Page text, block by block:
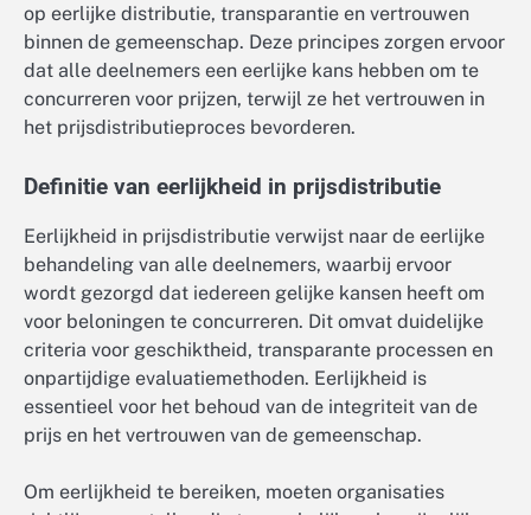
op eerlijke distributie, transparantie en vertrouwen
binnen de gemeenschap. Deze principes zorgen ervoor
dat alle deelnemers een eerlijke kans hebben om te
concurreren voor prijzen, terwijl ze het vertrouwen in
het prijsdistributieproces bevorderen.
Definitie van eerlijkheid in prijsdistributie
Eerlijkheid in prijsdistributie verwijst naar de eerlijke
behandeling van alle deelnemers, waarbij ervoor
wordt gezorgd dat iedereen gelijke kansen heeft om
voor beloningen te concurreren. Dit omvat duidelijke
criteria voor geschiktheid, transparante processen en
onpartijdige evaluatiemethoden. Eerlijkheid is
essentieel voor het behoud van de integriteit van de
prijs en het vertrouwen van de gemeenschap.
Om eerlijkheid te bereiken, moeten organisaties